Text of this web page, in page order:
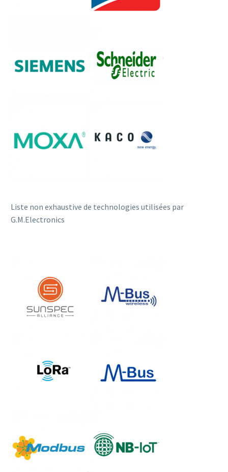
Liste non exhaustive de technologies utilisées par
G.M.Electronics